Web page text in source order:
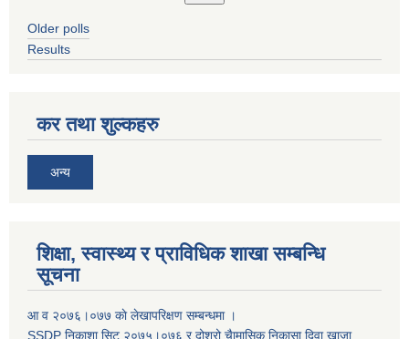
Older polls
Results
कर तथा शुल्कहरु
अन्य
शिक्षा, स्वास्थ्य र प्राविधिक शाखा सम्बन्धि
सूचना
आ व २०७६।०७७ काे लेखापरिक्षण सम्बन्धमा ।
SSDP निकाशा सिट २०७५।०७६ र दोश्रो चैामासिक निकासा दिवा खाजा